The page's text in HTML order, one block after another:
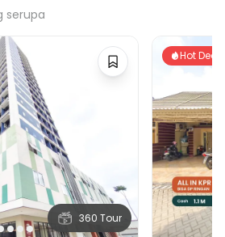
serupa
360 Tour
Hot Deals